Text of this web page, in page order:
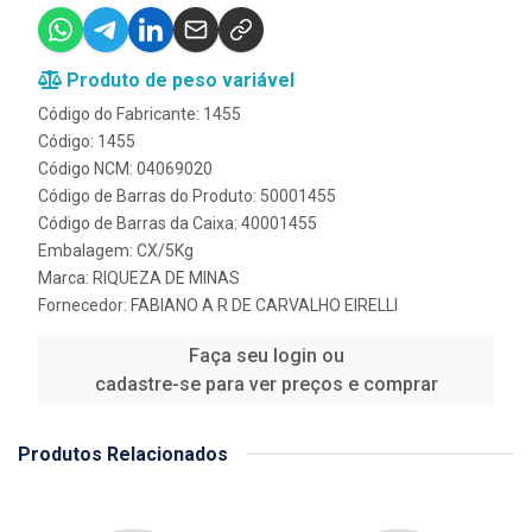
Produto de peso variável
Código do Fabricante: 1455
Código: 1455
Código NCM: 04069020
Código de Barras do Produto: 50001455
Código de Barras da Caixa: 40001455
Embalagem: CX/5Kg
Marca: RIQUEZA DE MINAS
Fornecedor: FABIANO A R DE CARVALHO EIRELLI
Faça seu login ou
cadastre-se para ver preços e comprar
Produtos Relacionados